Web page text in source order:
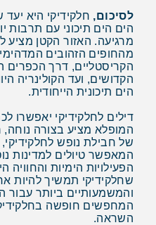
לסיכום, חלקידיקי היא
הים הים תיכוני עם תרבות
מרגיעה. האזור הקטן
מהחופים הזהובים
הקריסטליים, דרך הכפרים
הקדושים, ועד הקולינריה
הים תיכונית הייחודית.
דילים לחלקידיקי יאפשרו
המופלא מציע בצורה נוחה,
של חבילת נופש לחלקידיקי,
המאפשר טיולים למדינות
הפעילויות הימיות והחוויה
שחלקידיקי תמשיך להיות
והמשמעותיים ביותר עבור
המחפשים חופשה
השראה.